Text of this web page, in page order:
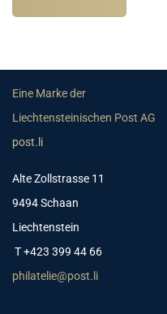
Eine Marke der
Liechtensteinischen Post AG
post.li
Alte Zollstrasse 11
9494 Schaan
Liechtenstein
T +423 399 44 66
philatelie@post.li